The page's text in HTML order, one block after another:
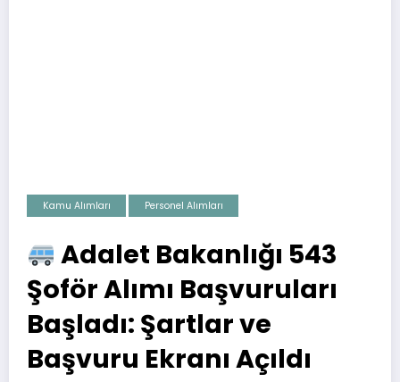
Kamu Alımları Personel Alımları
Adalet Bakanlığı 543
Şoför Alımı Başvuruları
Başladı: Şartlar ve
Başvuru Ekranı Açıldı